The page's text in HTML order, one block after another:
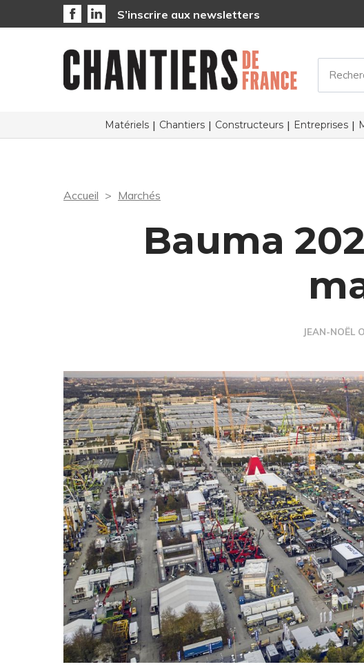
S’inscrire aux newsletters
Matériels Chantiers Constructeurs Entreprises
Accueil Marchés
Bauma
JEAN-NOËL